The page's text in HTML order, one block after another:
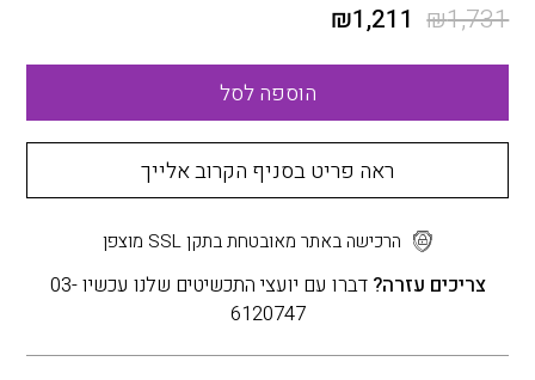
₪1,731
₪1,211
הוספה לסל
ראה פריט בסניף הקרוב אלייך
הרכישה באתר מאובטחת בתקן SSL מוצפן
צריכים עזרה?
דברו עם יועצי התכשיטים שלנו עכשיו 03-
6120747